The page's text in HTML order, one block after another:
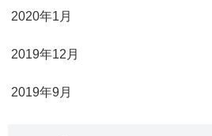
2020年1月
2019年12月
2019年9月